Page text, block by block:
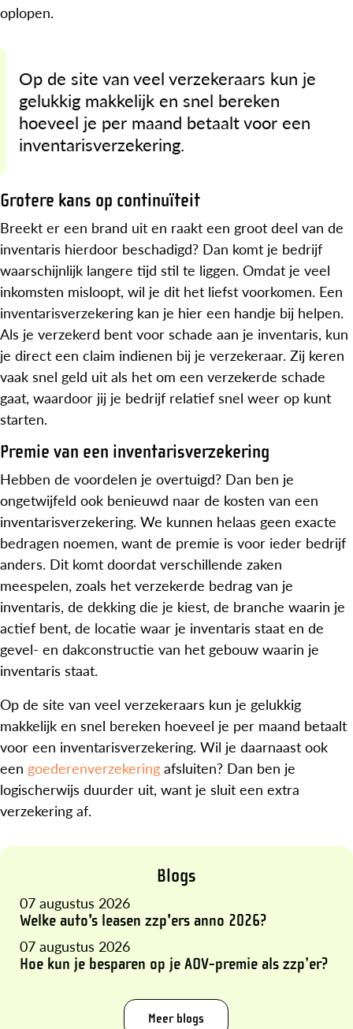
oplopen.
Op de site van veel verzekeraars kun je
gelukkig makkelijk en snel bereken
hoeveel je per maand betaalt voor een
inventarisverzekering.
Grotere kans op continuïteit
Breekt er een brand uit en raakt een groot deel van de
inventaris hierdoor beschadigd? Dan komt je bedrijf
waarschijnlijk langere tijd stil te liggen. Omdat je veel
inkomsten misloopt, wil je dit het liefst voorkomen. Een
inventarisverzekering kan je hier een handje bij helpen.
Als je verzekerd bent voor schade aan je inventaris, kun
je direct een claim indienen bij je verzekeraar. Zij keren
vaak snel geld uit als het om een verzekerde schade
gaat, waardoor jij je bedrijf relatief snel weer op kunt
starten.
Premie van een inventarisverzekering
Hebben de voordelen je overtuigd? Dan ben je
ongetwijfeld ook benieuwd naar de kosten van een
inventarisverzekering. We kunnen helaas geen exacte
bedragen noemen, want de premie is voor ieder bedrijf
anders. Dit komt doordat verschillende zaken
meespelen, zoals het verzekerde bedrag van je
inventaris, de dekking die je kiest, de branche waarin je
actief bent, de locatie waar je inventaris staat en de
gevel- en dakconstructie van het gebouw waarin je
inventaris staat.
Op de site van veel verzekeraars kun je gelukkig
makkelijk en snel bereken hoeveel je per maand betaalt
voor een inventarisverzekering. Wil je daarnaast ook
een goederenverzekering afsluiten? Dan ben je
logischerwijs duurder uit, want je sluit een extra
verzekering af.
Blogs
07 augustus 2026
Welke auto's leasen zzp'ers anno 2026?
07 augustus 2026
Hoe kun je besparen op je AOV-premie als zzp’er?
Meer blogs